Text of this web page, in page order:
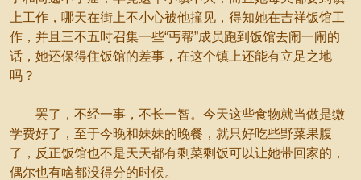
上工作，哪天在街上不小心被他撞见，得知她在吉祥饭馆工
作，并且三不五时召集一些“丐帮”成员跑到饭馆去闹一闹的
话，她还保得住饭馆的差事，在这个镇上还能有立足之地
吗？
罢了，不经一事，不长一智。今天这些食物就当做是缴
学费好了，至于今晚和妹妹的晚餐，就只好吃些野菜果腹
了，反正饭馆也不是天天都有剩菜剩饭可以让她带回家的，
偶尔也有啥都没得分的时候。